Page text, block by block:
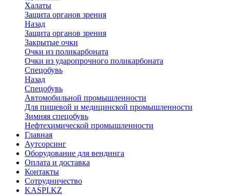
Халаты
Защита органов зрения
Назад
Защита органов зрения
Закрытые очки
Очки из поликарбоната
Очки из ударопрочного поликарбоната
Спецобувь
Назад
Спецобувь
Автомобильной промышленности
Для пищевой и медицинской промышленности
Зимняя спецобувь
Нефтехимической промышленности
Главная
Аутсорсинг
Оборудование для вендинга
Оплата и доставка
Контакты
Сотрудничество
KASPI.KZ